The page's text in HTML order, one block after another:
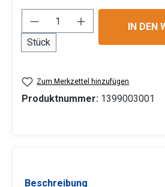
Produkt Anzahl: Gib
Stück
IN DEN
Zum Merkzettel hinzufügen
Produktnummer: 1399003001
Beschreibung